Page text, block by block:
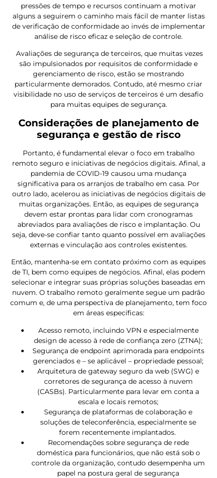
pressões de tempo e recursos continuam a motivar
alguns a seguirem o caminho mais fácil de manter listas
de verificação de conformidade ao invés de implementar
análise de risco eficaz e seleção de controle.
Avaliações de segurança de terceiros, que muitas vezes
são impulsionados por requisitos de conformidade e
gerenciamento de risco, estão se mostrando
particularmente demorados. Contudo, até mesmo criar
visibilidade no uso de serviços de terceiros é um desafio
para muitas equipes de segurança.
Considerações de planejamento de
segurança e gestão de risco
Portanto, é fundamental elevar o foco em trabalho
remoto seguro e iniciativas de negócios digitais. Afinal, a
pandemia de COVID-19 causou uma mudança
significativa para os arranjos de trabalho em casa. Por
outro lado, acelerou as iniciativas de negócios digitais de
muitas organizações. Então, as equipes de segurança
devem estar prontas para lidar com cronogramas
abreviados para avaliações de risco e implantação. Ou
seja, deve-se confiar tanto quanto possível em avaliações
externas e vinculação aos controles existentes.
Então, mantenha-se em contato próximo com as equipes
de TI, bem como equipes de negócios. Afinal, elas podem
selecionar e integrar suas próprias soluções baseadas em
nuvem. O trabalho remoto geralmente segue um padrão
comum e, de uma perspectiva de planejamento, tem foco
em áreas específicas:
Acesso remoto, incluindo VPN e especialmente
design de acesso à rede de confiança zero (ZTNA);
Segurança de endpoint aprimorada para endpoints
gerenciados e – se aplicável – propriedade pessoal;
Arquitetura de gateway seguro da web (SWG) e
corretores de segurança de acesso à nuvem
(CASBs). Particularmente para levar em conta a
escala e locais remotos;
Segurança de plataformas de colaboração e
soluções de teleconferência, especialmente se
forem recentemente implantados.
Recomendações sobre segurança de rede
doméstica para funcionários, que não está sob o
controle da organização, contudo desempenha um
papel na postura geral de segurança